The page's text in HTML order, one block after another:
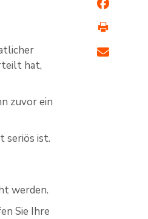
hat,
zuvor ein
seriös ist.
werden.
Sie Ihre